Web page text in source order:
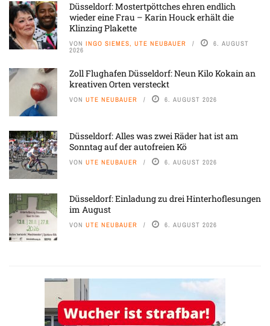
Düsseldorf: Mostertpöttches ehren endlich
wieder eine Frau – Karin Houck erhält die
Klinzing Plakette
VON INGO SIEMES, UTE NEUBAUER 6. AUGUST
2026
Zoll Flughafen Düsseldorf: Neun Kilo Kokain an
kreativen Orten versteckt
VON UTE NEUBAUER 6. AUGUST 2026
Düsseldorf: Alles was zwei Räder hat ist am
Sonntag auf der autofreien Kö
VON UTE NEUBAUER 6. AUGUST 2026
Düsseldorf: Einladung zu drei Hinterhoflesungen
im August
VON UTE NEUBAUER 6. AUGUST 2026